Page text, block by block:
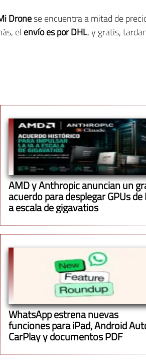
Dronese encuentra a mitad de
el envío es por DHL, y gratis,
AMD y Anthropic anuncian un
acuerdo para desplegar GPUs de
a escala de gigavatios
WhatsApp estrena nuevas
funciones para iPad, Android
CarPlay y documentos PDF